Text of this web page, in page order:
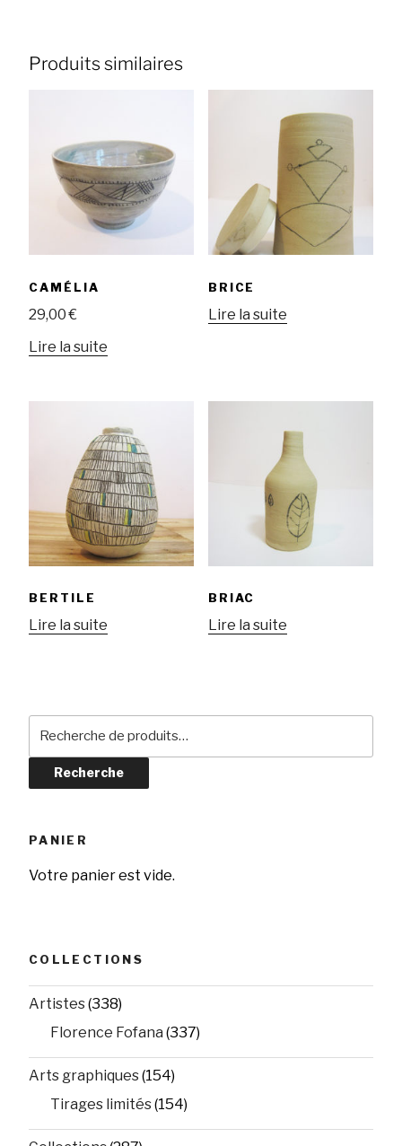
Produits similaires
CAMÉLIA
29,00€
Lire la suite
BRICE
Lire la suite
BERTILE
Lire la suite
BRIAC
Lire la suite
pour :
Recherche
PANIER
Votre panier est vide.
COLLECTIONS
Artistes(338)
Florence Fofana (337)
Arts graphiques(154)
Tirages limités(154)